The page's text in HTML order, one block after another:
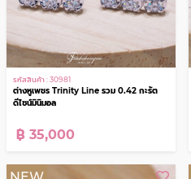
NEW